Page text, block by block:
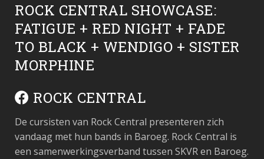
ROCK CENTRAL SHOWCASE:
FATIGUE + RED NIGHT + FADE
TO BLACK + WENDIGO + SISTER
MORPHINE
ROCK CENTRAL
De cursisten van Rock Central presenteren zich
vandaag met hun bands in Baroeg. Rock Central is
een samenwerkingsverband tussen SKVR en Baroeg.